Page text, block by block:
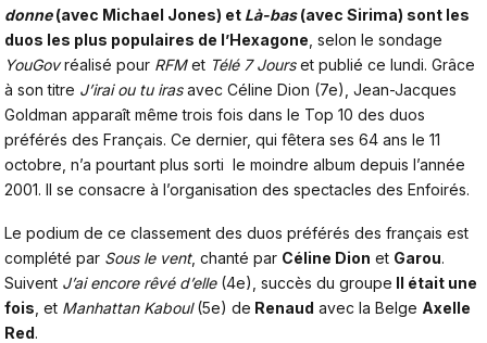
donne(avec Michael Jones) et Là-bas(avec Sirima) sont les
duos les plus populaires de l’Hexagone , selon le sondage
YouGovréalisé pour RFMet Télé 7 Jourset publié ce lundi. Grâce
à son titre J’irai ou tu irasavec Céline Dion (7e), Jean-Jacques
Goldman apparaît même trois fois dans le Top 10 des duos
préférés des Français. Ce dernier, qui fêtera ses 64 ans le 11
octobre, n’a pourtant plus sorti le moindre album depuis l’année
2001. Il se consacre à l’organisation des spectacles des Enfoirés.
Le podium de ce classement des duos préférés des français est
complété par Sous le vent, chanté par Céline Dion et Garou.
Suivent J’ai encore rêvé d’elle(4e), succès du groupe Il était une
fois , et Manhattan Kaboul(5e) de Renaud avec la Belge Axelle
Red.